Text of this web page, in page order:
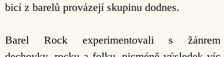
bicí z barelů provázejí skupinu dodnes.
Barel Rock experimentovali s žánrem